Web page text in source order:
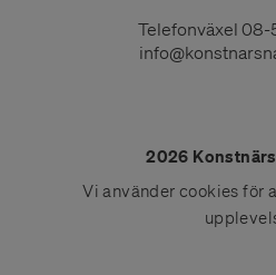
Telefonväxel 08-
2026
Vi använder cookies för